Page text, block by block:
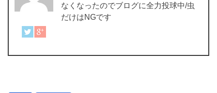
なくなったのでブログに全力投球中/虫
だけはNGです